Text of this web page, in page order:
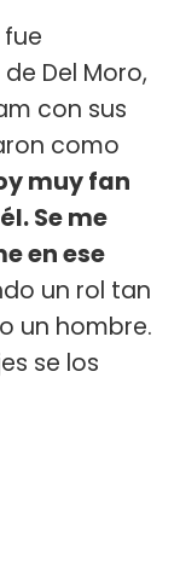
Del Moro,
con sus
como
muy fan
Se me
en ese
un rol tan
un hombre.
se los